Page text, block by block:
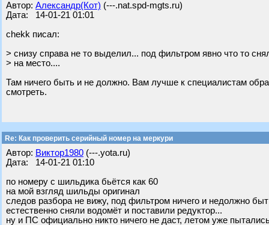
Автор: Александр(Кот) (---.nat.spd-mgts.ru)
Дата: 14-01-21 01:01
chekk писал:
> снизу справа не то выделил... под фильтром явно что то
> на место....
Там ничего быть и не должно. Вам лучше к специалистам
смотреть.
Re: Как проверить серийный номер на меркури
Автор: Виктор1980 (---.yota.ru)
Дата: 14-01-21 01:10
по номеру с шильдика бьётся как 60
на мой взгляд шильды оригинал
следов разбора не вижу, под фильтром ничего и недолжно
естественно сняли водомёт и поставили редуктор...
ну и ПС официально никто ничего не даст, летом уже